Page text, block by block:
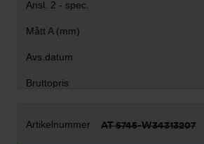
AT 5745-W34313207